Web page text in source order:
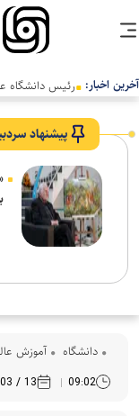
آخرین اخبار: رئیس دانشگاه
پیشنهاد
دانشگاه آموزش
09:02
13 / 03 /1405